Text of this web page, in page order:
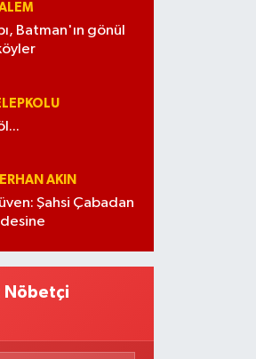
Batman'ın gönül
AKIN
Şahsi Çabadan
Nöbetçi